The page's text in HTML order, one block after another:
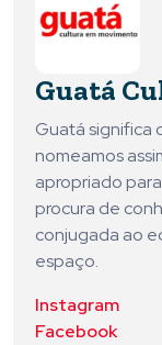
Guatá
Guatá significa
nomeamos
apropriado
procura de
conjugada ao
espaço.
Instagram
Facebook